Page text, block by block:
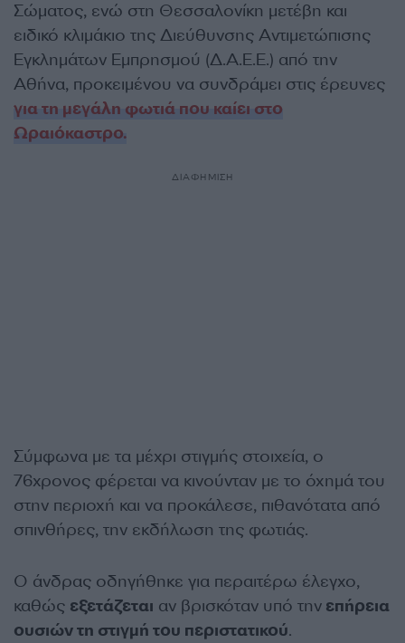
Σώματος, ενώ στη Θεσσαλονίκη μετέβη και
ειδικό κλιμάκιο της Διεύθυνσης Αντιμετώπισης
Εγκλημάτων Εμπρησμού (Δ.Α.Ε.Ε.) από την
Αθήνα, προκειμένου να συνδράμει στις έρευνες
για τη μεγάλη φωτιά που καίει στο
Ωραιόκαστρο.
ΔΙΑΦΗΜΙΣΗ
Σύμφωνα με τα μέχρι στιγμής στοιχεία, ο
76χρονος φέρεται να κινούνταν με το όχημά του
στην περιοχή και να προκάλεσε, πιθανότατα από
σπινθήρες, την εκδήλωση της φωτιάς.
Ο άνδρας οδηγήθηκε για περαιτέρω έλεγχο,
καθώς εξετάζεται αν βρισκόταν υπό την επήρεια
ουσιών τη στιγμή του περιστατικού.